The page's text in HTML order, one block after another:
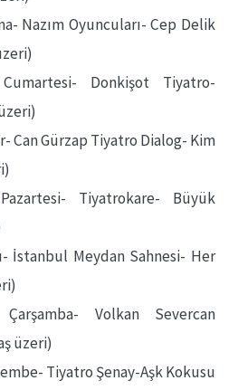
Nazım Oyuncuları- Cep Delik
Donkişot Tiyatro-
Can Gürzap Tiyatro Dialog- Kim
Tiyatrokare- Büyük
İstanbul Meydan Sahnesi- Her
Volkan Severcan
üzeri)
Tiyatro Şenay-Aşk Kokusu